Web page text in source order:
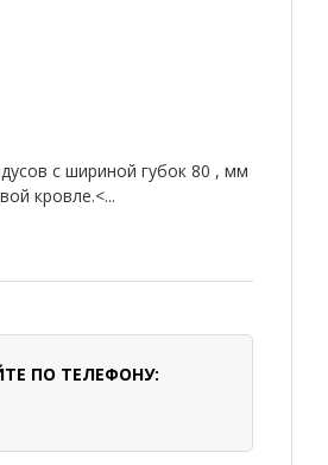
с шириной губок 80 , мм
кровле.<...
ПО ТЕЛЕФОНУ: